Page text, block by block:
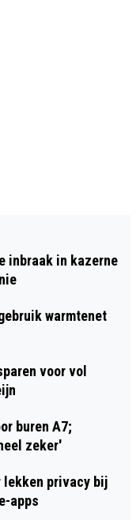
SNELHEID
OP
WESTZIJDE
inbraak in kazerne
warmtenet
voor vol
buren A7;
zeker'
lekken privacy bij
apps